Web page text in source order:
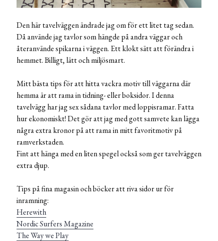
Den här tavelväggen ändrade jag om för ett litet tag sedan.
Då använde jag tavlor som hängde på andra väggar och
återanvände spikarna i väggen. Ett klokt sätt att förändra i
hemmet. Billigt, lätt och miljösmart.
Mitt bästa tips för att hitta vackra motiv till väggarna där
hemma är att rama in tidning- eller boksidor. I denna
tavelvägg har jag sex sådana tavlor med loppisramar. Fatta
hur ekonomiskt! Det gör att jag med gott samvete kan lägga
några extra kronor på att rama in mitt favoritmotiv på
ramverkstaden.
Fint att hänga med en liten spegel också som ger tavelväggen
extra djup.
Tips på fina magasin och böcker att riva sidor ur för
inramning:
Herewith
Nordic Surfers Magazine
The Way we Play